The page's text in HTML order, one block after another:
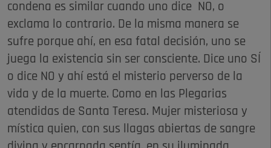
condena es similar cuando uno dice NO, o
exclama lo contrario. De la misma manera se
sufre porque ahí, en esa fatal decisión, uno se
juega la existencia sin ser consciente. Dice uno SÍ
o dice NO y ahí está el misterio perverso de la
vida y de la muerte. Como en las Plegarias
atendidas de Santa Teresa. Mujer misteriosa y
mística quien, con sus llagas abiertas de sangre